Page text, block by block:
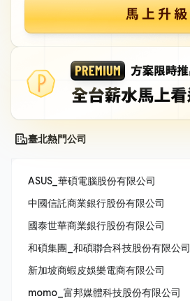
臺北熱門公司
ASUS_華碩電腦股份有限公司
中國信託商業銀行股份有限公司
國泰世華商業銀行股份有限公司
和碩集團_和碩聯合科技股份有限公司
新加坡商蝦皮娛樂電商有限公司
momo_富邦媒體科技股份有限公司